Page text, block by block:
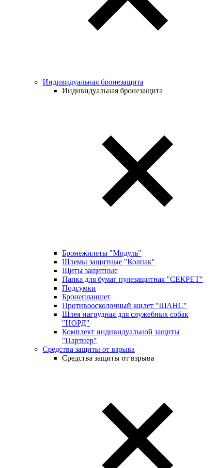
Индивидуальная бронезащита
Индивидуальная бронезащита
Бронежилеты "Модуль"
Шлемы защитные "Колпак"
Щиты защитные
Папка для бумаг пулезащитная "СЕКРЕТ"
Подсумки
Бронепланшет
Противоосколочный жилет "ШАНС"
Шлея нагрудная для служебных собак
"НОРД"
Комплект индивидуальной защиты
"Партнер"
Средства защиты от взрыва
Средства защиты от взрыва